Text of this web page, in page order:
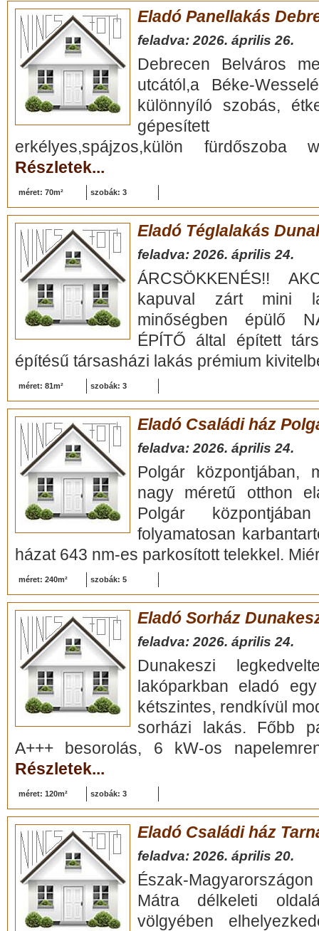
Eladó Panellakás
feladva: 2026. április 26.
Debrecen Belváros
utcától,a Béke-
különnyíló szobás,
gépesített
erkélyes,spájzos,külön fürdőszoba
Részletek...
méret: 70m² szobák: 3
Eladó Téglalakás
feladva: 2026. április 24.
ÁRCSÖKKENÉS!!
kapuval zárt mini
minőségben épülő
ÉPÍTŐ által épített
építésű társasházi lakás prémium
méret: 81m² szobák: 3
Eladó Családi ház
feladva: 2026. április 24.
Polgár központjában,
nagy méretű otthon
Polgár
folyamatosan
házat 643 nm-es parkosított telekkel.
méret: 240m² szobák: 5
Eladó Sorház
feladva: 2026. április 24.
Dunakeszi
lakóparkban eladó
kétszintes, rendkívül
sorházi lakás. Főbb
A+++ besorolás, 6 kW-os
Részletek...
méret: 120m² szobák: 3
Eladó Családi ház
feladva: 2026. április 20.
Észak-
Mátra délkeleti
völgyében